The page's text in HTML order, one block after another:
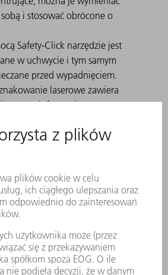
i stosować obrócone o
Safety-Click narzędzie jest
w uchwycie i tym samym
przed wypadnięciem.
laserowe zawiera
ważne informacje o
kodu matrycowego
zidentyfikować
są utwardzane
dostępne są modyfikacje
ciężkich i
narzędzi za pomocą